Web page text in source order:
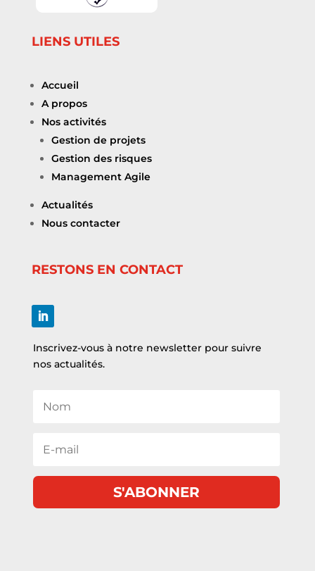
LIENS UTILES
Accueil
A propos
Nos activités
Gestion de projets
Gestion des risques
Management Agile
Actualités
Nous contacter
RESTONS EN CONTACT
Inscrivez-vous à notre newsletter pour suivre
nos actualités.
S'ABONNER